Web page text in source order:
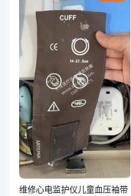
维修心电监护仪儿童血压袖带